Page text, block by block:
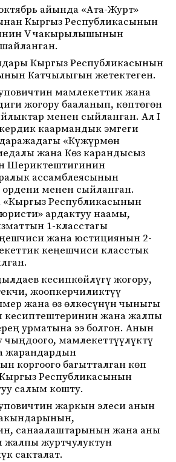
айында «Ата-Журт»
Кыргыз Республикасынын
V чакырылышынын
Кыргыз Республикасынын
Катчылыгын жетектеген.
мамлекеттик жана
жогору бааланып, көптөгөн
менен сыйланган. Ал I
каармандык эмгеги
«Күжүрмөн
жана Көз карандысыз
Шериктештигинин
ассамблеясынын
менен сыйланган.
«Кыргыз Республикасынын
ардактуу наамы,
1-класстагы
жана юстициянын 2-
кеңешчиси класстык
кесипкөйлүгү жогору,
жоопкерчиликтүү
жана өз өлкөсүнүн чыныгы
кесиптештеринин жана жалпы
урматына ээ болгон. Анын
мамлекеттүүлүктү
жарандардын
коргоого багытталган көп
Республикасынын
салым кошту.
жаркын элеси анын
санаалаштарынын жана аны
жалпы журтчулуктун
сакталат.